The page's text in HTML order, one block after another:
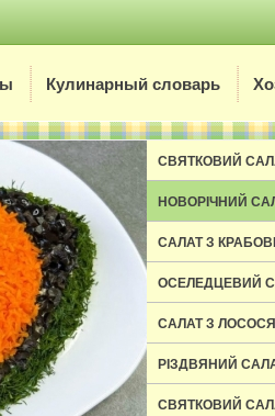
Кулинарный словарь
СВЯТКОВИЙ
НОВОРІЧНИЙ
САЛАТ З
ОСЕЛЕДЦЕВИЙ
САЛАТ З
РІЗДВЯНИЙ
СВЯТКОВИЙ